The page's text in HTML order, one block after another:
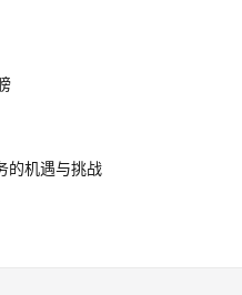
系统实现账号单点登录
单瞬间变身智能导
机遇与挑战